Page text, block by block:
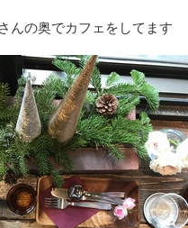
んの奥でカフェをしてます